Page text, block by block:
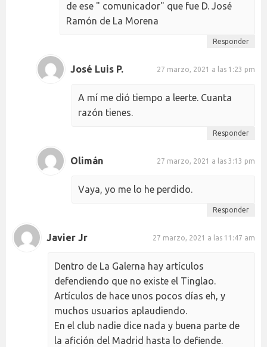
de ese " comunicador" que fue D. José
Ramón de La Morena
Responder
José Luis P. 27 marzo, 2021 a las 1:23 pm
A mí me dió tiempo a leerte. Cuanta
razón tienes.
Responder
Olimán 27 marzo, 2021 a las 3:13 pm
Vaya, yo me lo he perdido.
Responder
Javier Jr 27 marzo, 2021 a las 11:47 am
Dentro de La Galerna hay artículos
defendiendo que no existe el Tinglao.
Artículos de hace unos pocos días eh, y
muchos usuarios aplaudiendo.
En el club nadie dice nada y buena parte de
la afición del Madrid hasta lo defiende.